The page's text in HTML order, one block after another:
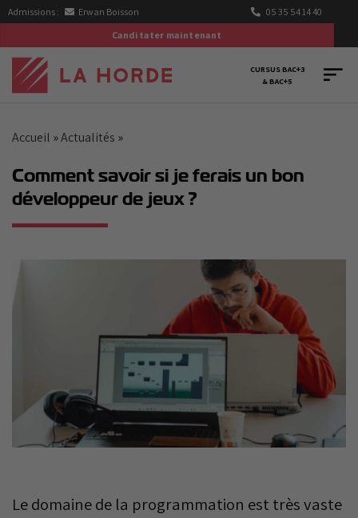
Passer
contenu
Admissions : Erwan Boisson
05 35 54 14 40
Canditater maintenant
CURSUS BAC+3
& BAC+5
Accueil »Actualités »
Comment savoir si je ferais un bon
développeur de jeux ?
Le domaine de la programmation est très vaste